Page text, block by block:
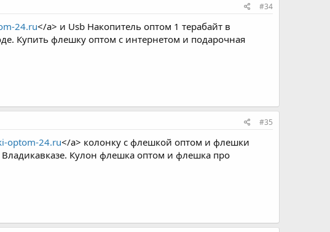
#34
24.ru</a> и Usb Накопитель оптом 1 терабайт в
Купить флешку оптом с интернетом и подарочная
#35
optom-24.ru</a> колонку с флешкой оптом и флешки
Кулон флешка оптом и флешка про